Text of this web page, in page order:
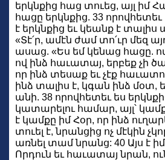
երկնքից հաց տուեց, այլ իմ
հացը երկնքից. 33
է երկնքից եւ կեանք է
«Տէ՛ր, ամէն ժամ տո՛ւր մեզ
ասաց. «Ես եմ կենաց հացը.
ով ինձ հաւատայ, երբեք չի
որ ինձ տեսաք եւ չէք
ինձ տալիս է, կգան ինձ մօտ,
անի. 38 որովհետեւ ես
կատարելու համար, այլ՝
է կամքը իմ Հօր, որ ինձ
տուել է, նրանցից ոչ մէկին
առնել տամ նրանց: 40 Այս է
Որդուն եւ հաւատայ նրան,